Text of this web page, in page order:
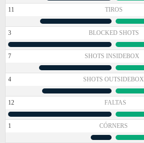
11 TIROS
3 BLOCKED SHOTS
7 SHOTS INSIDEBOX
4 SHOTS OUTSIDEBOX
12 FALTAS
1 CÓRNERS